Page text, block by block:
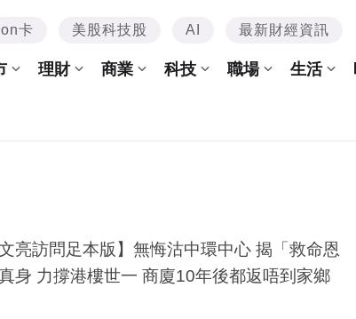
卡 美股科技股 AI 最新財經資訊
理財 商業 科技 職場 生活
亮訪問足本版】無悔沽中環中心 揭「救命恩
身 力撐港樓世一 商廈10年後都返唔到家鄉